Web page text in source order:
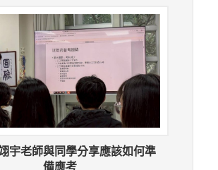
宇老師與同學分享應該如何準
備應考